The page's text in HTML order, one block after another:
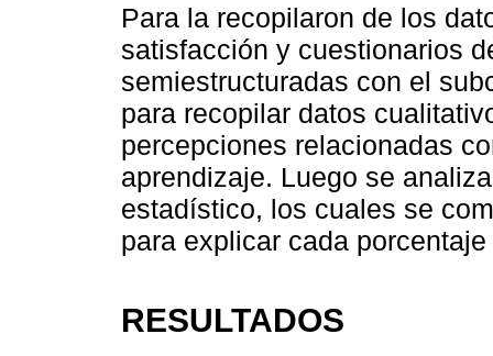
Para la recopilaron de los
satisfacción y cuestionarios
semiestructuradas con el
para recopilar datos
percepciones relacionadas
aprendizaje. Luego se
estadístico, los cuales se
para explicar cada
RESULTADOS